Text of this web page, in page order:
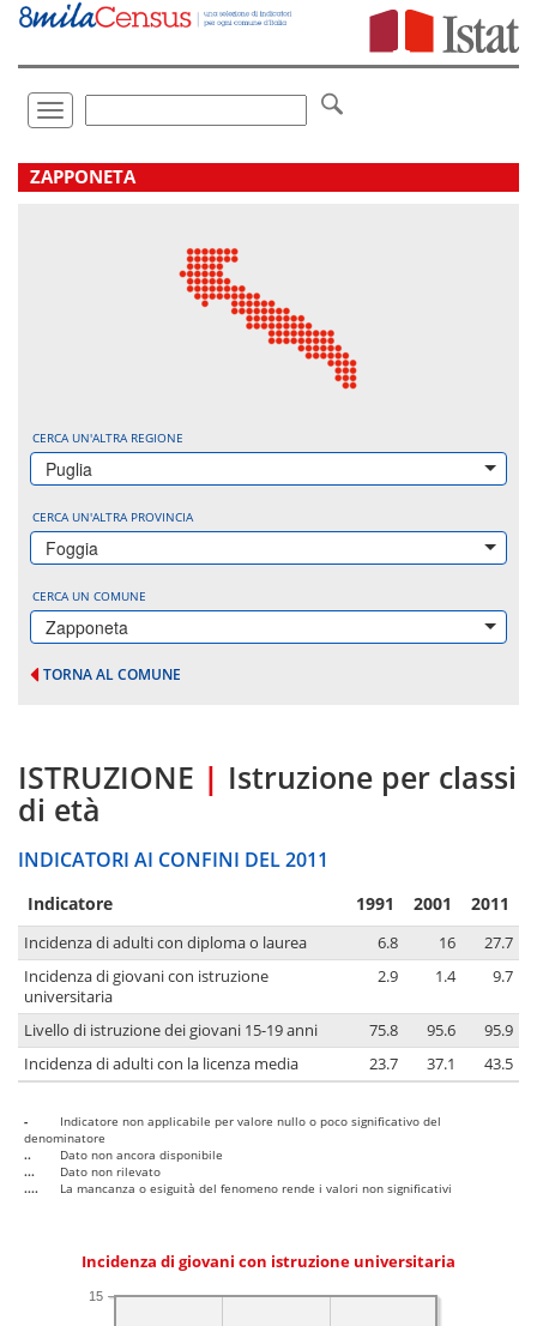
Vai
direttamente
Toggle
navigation
.
ZAPPONETA
CERCA UN'ALTRA REGIONE
Puglia
CERCA UN'ALTRA PROVINCIA
Foggia
CERCA UN COMUNE
Zapponeta
TORNA AL COMUNE
ISTRUZIONE | Istruzione per classi
di età
INDICATORI AI CONFINI DEL 2011
Indicatore 1991 2001 2011
Incidenza di adulti con diploma o laurea 6.8 16
27.7
Incidenza di giovani con istruzione
universitaria
2.9 1.4 9.7
Livello di istruzione dei giovani 15-19 anni 75.8 95.6
95.9
Incidenza di adulti con la licenza media
23.7 37.1 43.5
-
Indicatore non applicabile per valore nullo o poco significativo del
denominatore
..
Dato non ancora disponibile
...
Dato non rilevato
....
La mancanza o esiguità del fenomeno rende i valori non significativi
Incidenza di giovani con istruzione universitaria
15